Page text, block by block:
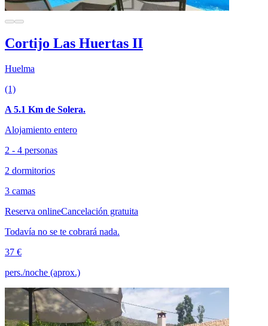
Cortijo Las Huertas II
Huelma
(1)
A 5.1 Km de Solera.
Alojamiento entero
2 - 4 personas
2 dormitorios
3 camas
Reserva onlineCancelación gratuita
Todavía no se te cobrará nada.
37 €
pers./noche (aprox.)